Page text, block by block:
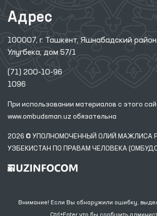
Адрес
100007, г. Ташкент, Яшнабадский
Улугбека, дом 57/1
(71) 200-10-96
1096
При использовании материалов с этого
www.ombudsman.uz обязательна
2026 © УПОЛНОМОЧЕННЫЙ ОЛИЙ МАЖЛИСА
УЗБЕКИСТАН ПО ПРАВАМ ЧЕЛОВЕКА
Внимание! Если Вы обнаружили ошибку,